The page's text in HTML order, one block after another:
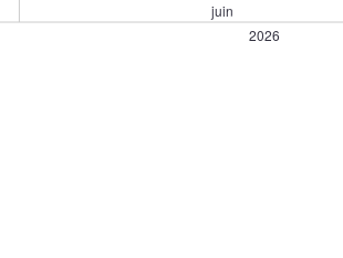
juin
2026